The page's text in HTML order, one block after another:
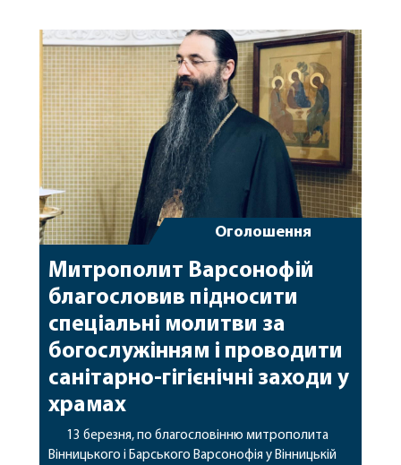
розкладу монастиря: в середу 18 березня Всенічне
бдіння о 16:00; у четвер 19 березня Часи о 8:00,
зустріч архієрея та Божественна літургія […]
Оголошення
Митрополит Варсонофій
благословив підносити
спеціальні молитви за
богослужінням і проводити
санітарно-гігієнічні заходи у
храмах
13 березня, по благословінню митрополита
Вінницького і Барського Варсонофія у Вінницькій